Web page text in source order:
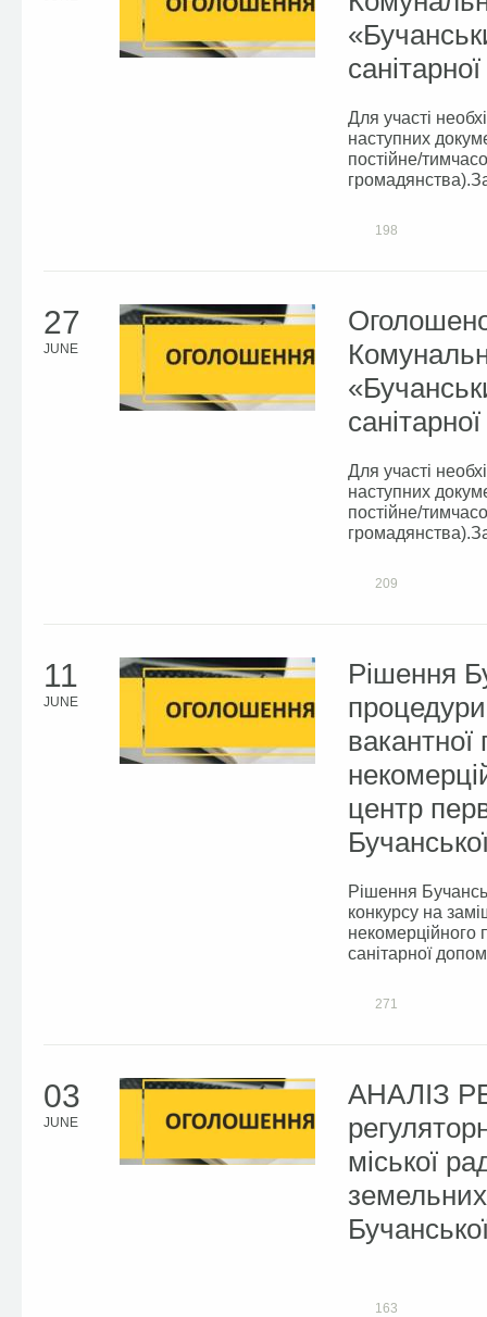
Для участі
наступних
постійне/
198
27
JUNE
Для участі
наступних
постійне/
209
11
JUNE
Рішення
центр
Рішення
конкурсу на
некомерційного
санітарної
271
03
JUNE
АНАЛІЗ
міської
земельних
163